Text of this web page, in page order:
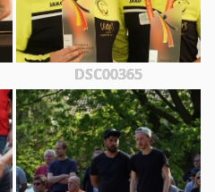
DSC00365